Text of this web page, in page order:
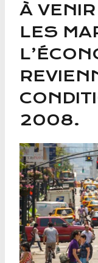
À
LES
2008.